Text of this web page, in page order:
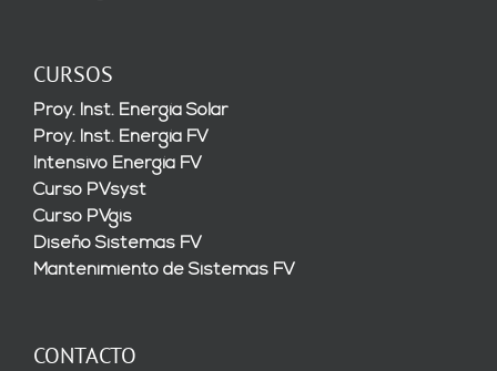
CURSOS
Proy. Inst. Energía Solar
Proy. Inst. Energía FV
Intensivo Energía FV
Curso PVsyst
Curso PVgis
Diseño Sistemas FV
Mantenimiento de Sistemas FV
CONTACTO